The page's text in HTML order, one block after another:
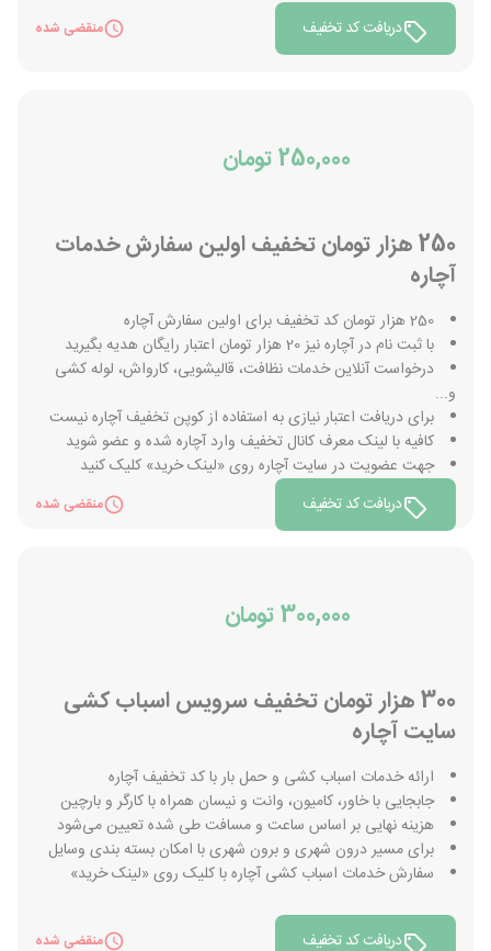
دریافت کد تخفیف
منقضی شده
250,000 تومان
250 هزار تومان تخفیف اولین سفارش خدمات
آچاره
250 هزار تومان کد تخفیف برای اولین سفارش آچاره
با ثبت نام در آچاره نیز 20 هزار تومان اعتبار رایگان هدیه بگیرید
درخواست آنلاین خدمات نظافت، قالیشویی، کارواش، لوله کشی
و...
برای دریافت اعتبار نیازی به استفاده از کوپن تخفیف آچاره نیست
کافیه با لینک معرف کانال تخفیف وارد آچاره شده و عضو شوید
جهت عضویت در سایت آچاره روی «لینک خرید» کلیک کنید
دریافت کد تخفیف
منقضی شده
300,000 تومان
300 هزار تومان تخفیف سرویس اسباب کشی
سایت آچاره
ارائه خدمات اسباب کشی و حمل بار با کد تخفیف آچاره
جابجایی با خاور، کامیون، وانت و نیسان همراه با کارگر و بارچین
هزینه نهایی بر اساس ساعت و مسافت طی شده تعیین می‌شود
برای مسیر درون شهری و برون شهری با امکان بسته بندی وسایل
سفارش خدمات اسباب کشی آچاره با کلیک روی «لینک خرید»
دریافت کد تخفیف منقضی شده